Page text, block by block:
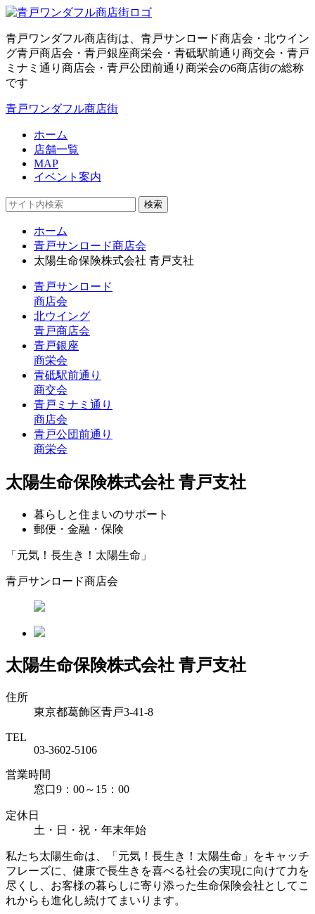
青戸ワンダフル商店街は、青戸サンロード商店会・北ウイン
グ青戸商店会・青戸銀座商栄会・青砥駅前通り商交会・青戸
ミナミ通り商店会・青戸公団前通り商栄会の6商店街の総称
です
青戸ワンダフル商店街
ホーム
店舗一覧
MAP
イベント案内
検索
ホーム
青戸サンロード商店会
太陽生命保険株式会社 青戸支社
青戸サンロード
商店会
北ウイング
青戸商店会
青戸銀座
商栄会
青砥駅前通り
商交会
青戸ミナミ通り
商店会
青戸公団前通り
商栄会
太陽生命保険株式会社 青戸支社
暮らしと住まいのサポート
郵便・金融・保険
「元気！長生き！太陽生命」
青戸サンロード商店会
太陽生命保険株式会社 青戸支社
住所
東京都葛飾区青戸3-41-8
TEL
03-3602-5106
営業時間
窓口9：00～15：00
定休日
土・日・祝・年末年始
私たち太陽生命は、「元気！長生き！太陽生命」をキャッチ
フレーズに、健康で長生きを喜べる社会の実現に向けて力を
尽くし、お客様の暮らしに寄り添った生命保険会社としてこ
れからも進化し続けてまいります。